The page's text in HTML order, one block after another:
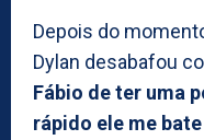
Depois do
Dylan desabafou
Fábio de ter uma
rápido ele me